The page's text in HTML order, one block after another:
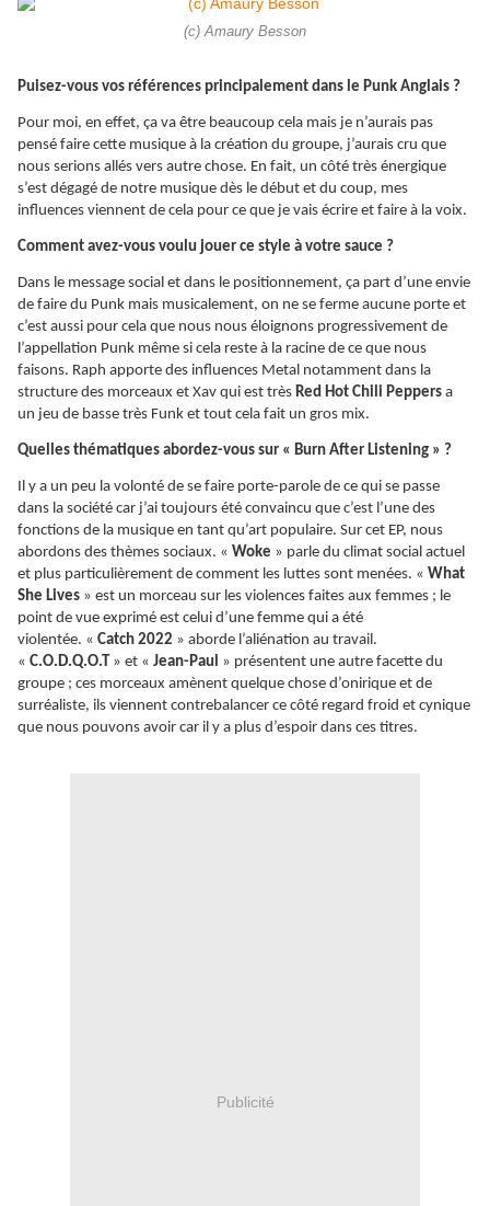
(c) Amaury Besson
Puisez-vous vos références principalement dans le Punk Anglais ?
Pour moi, en effet, ça va être beaucoup cela mais je n’aurais pas
pensé faire cette musique à la création du groupe, j’aurais cru que
nous serions allés vers autre chose. En fait, un côté très énergique
s’est dégagé de notre musique dès le début et du coup, mes
influences viennent de cela pour ce que je vais écrire et faire à la voix.
Comment avez-vous voulu jouer ce style à votre sauce ?
Dans le message social et dans le positionnement, ça part d’une envie
de faire du Punk mais musicalement, on ne se ferme aucune porte et
c’est aussi pour cela que nous nous éloignons progressivement de
l’appellation Punk même si cela reste à la racine de ce que nous
faisons. Raph apporte des influences Metal notamment dans la
structure des morceaux et Xav qui est très Red Hot Chili Peppers a
un jeu de basse très Funk et tout cela fait un gros mix.
Quelles thématiques abordez-vous sur « Burn After Listening » ?
Il y a un peu la volonté de se faire porte-parole de ce qui se passe
dans la société car j’ai toujours été convaincu que c’est l’une des
fonctions de la musique en tant qu’art populaire. Sur cet EP, nous
abordons des thèmes sociaux. « Woke » parle du climat social actuel
et plus particulièrement de comment les luttes sont menées. « What
She Lives » est un morceau sur les violences faites aux femmes ; le
point de vue exprimé est celui d’une femme qui a été
violentée. « Catch 2022 » aborde l’aliénation au travail.
« C.O.D.Q.O.T » et « Jean-Paul » présentent une autre facette du
groupe ; ces morceaux amènent quelque chose d’onirique et de
surréaliste, ils viennent contrebalancer ce côté regard froid et cynique
que nous pouvons avoir car il y a plus d’espoir dans ces titres.
Publicité